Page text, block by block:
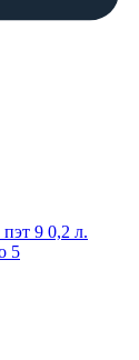
пэт 9 0,2 л.
5